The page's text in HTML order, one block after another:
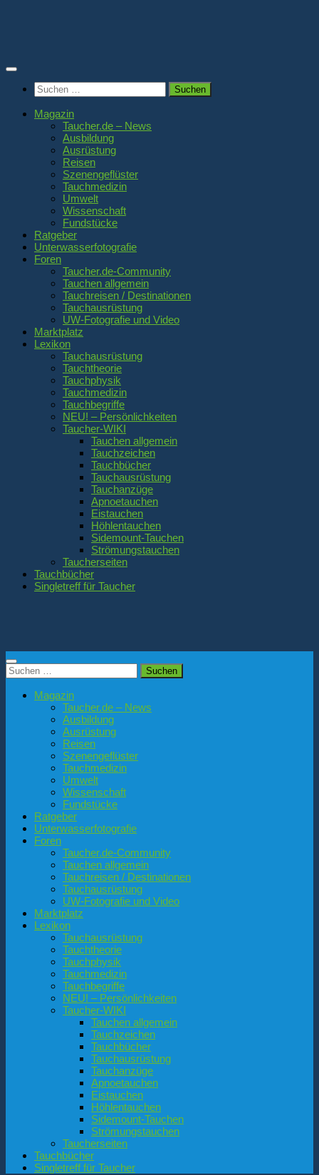
Suchen
nach:
Magazin
Taucher.de – News
Ausbildung
Ausrüstung
Reisen
Szenengeflüster
Tauchmedizin
Umwelt
Wissenschaft
Fundstücke
Ratgeber
Unterwasserfotografie
Foren
Taucher.de-Community
Tauchen allgemein
Tauchreisen / Destinationen
Tauchausrüstung
UW-Fotografie und Video
Marktplatz
Lexikon
Tauchausrüstung
Tauchtheorie
Tauchphysik
Tauchmedizin
Tauchbegriffe
NEU! – Persönlichkeiten
Taucher-WIKI
Tauchen allgemein
Tauchzeichen
Tauchbücher
Tauchausrüstung
Tauchanzüge
Apnoetauchen
Eistauchen
Höhlentauchen
Sidemount-Tauchen
Strömungstauchen
Taucherseiten
Tauchbücher
Singletreff für Taucher
Suchen
nach:
Magazin
Taucher.de – News
Ausbildung
Ausrüstung
Reisen
Szenengeflüster
Tauchmedizin
Umwelt
Wissenschaft
Fundstücke
Ratgeber
Unterwasserfotografie
Foren
Taucher.de-Community
Tauchen allgemein
Tauchreisen / Destinationen
Tauchausrüstung
UW-Fotografie und Video
Marktplatz
Lexikon
Tauchausrüstung
Tauchtheorie
Tauchphysik
Tauchmedizin
Tauchbegriffe
NEU! – Persönlichkeiten
Taucher-WIKI
Tauchen allgemein
Tauchzeichen
Tauchbücher
Tauchausrüstung
Tauchanzüge
Apnoetauchen
Eistauchen
Höhlentauchen
Sidemount-Tauchen
Strömungstauchen
Taucherseiten
Tauchbücher
Singletreff für Taucher